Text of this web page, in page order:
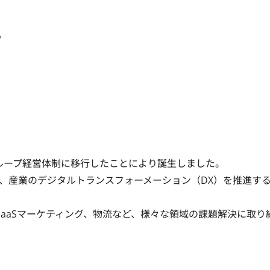
プ経営体制に移行したことにより誕生しました。
業のデジタルトランスフォーメーション（DX）を推進す
マーケティング、物流など、様々な領域の課題解決に取り